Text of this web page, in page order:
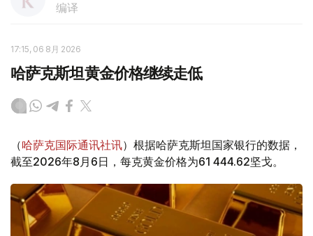
编译
17:15, 06 8月 2026
哈萨克斯坦黄金价格继续走低
（哈萨克国际通讯社讯）根据哈萨克斯坦国家银行的数据，
截至2026年8月6日，每克黄金价格为61 444.62坚戈。